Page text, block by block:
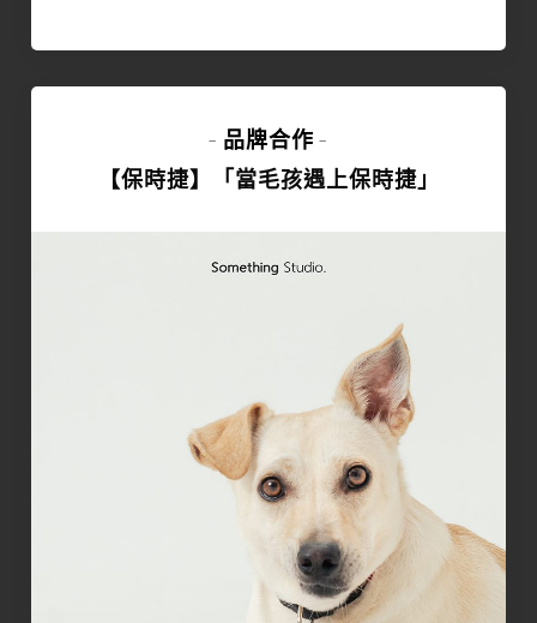
- 品牌合作 -
【保時捷】「當毛孩遇上保時捷」